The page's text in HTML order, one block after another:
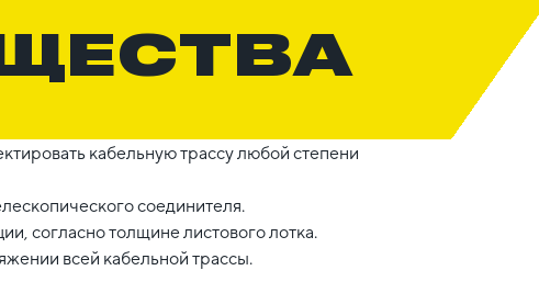
кабельную трассу любой степени
соединителя.
согласно толщине листового лотка.
всей кабельной трассы.